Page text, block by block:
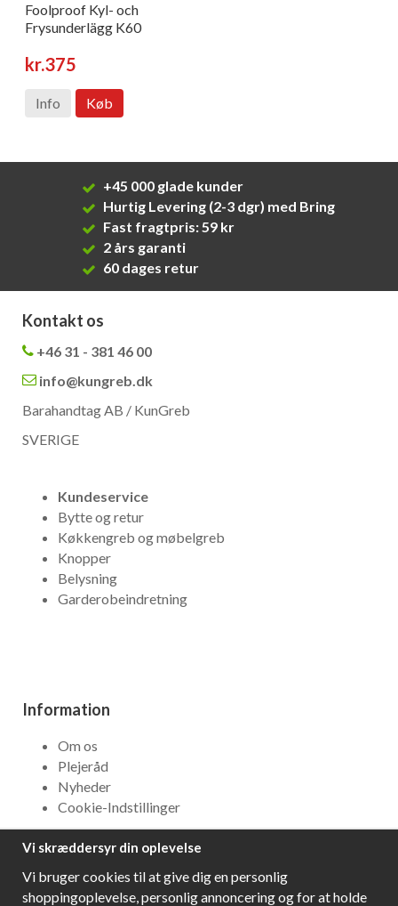
Foolproof Kyl- och
Frysunderlägg K60
kr.375
Info Køb
+45 000 glade kunder
Hurtig Levering (2-3 dgr) med Bring
Fast fragtpris: 59 kr
2 års garanti
60 dages retur
Kontakt os
+46 31 - 381 46 00
info@kungreb.dk
Barahandtag AB / KunGreb
SVERIGE
Kundeservice
Bytte og retur
Køkkengreb og møbelgreb
Knopper
Belysning
Garderobeindretning
Information
Om os
Plejeråd
Nyheder
Cookie-Indstillinger
NYHEDSBREV
Få bedste tilbud og\r spændende nye produkter!
Vi skræddersyr din oplevelse
Vi bruger cookies til at give dig en personlig
shoppingoplevelse, personlig annoncering og for at holde